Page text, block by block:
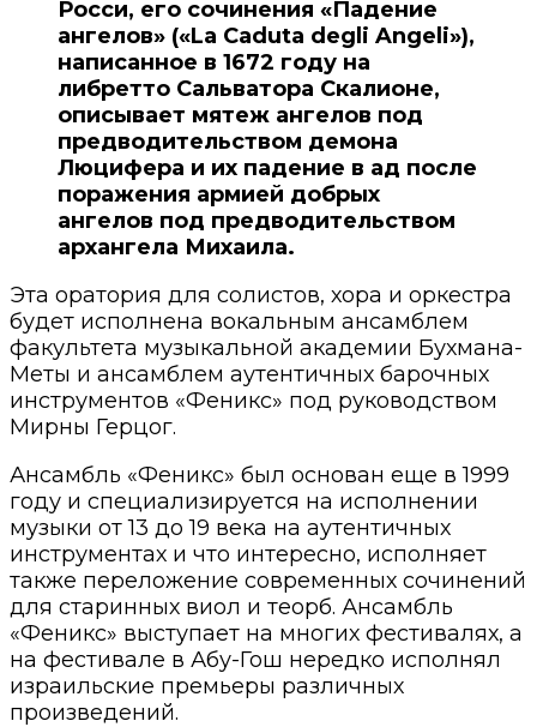
Росси, его сочинения «Падение
ангелов» («La Caduta degli Angeli»),
написанное в 1672 году на
либретто Сальватора Скалионе,
описывает мятеж ангелов под
предводительством демона
Люцифера и их падение в ад после
поражения армией добрых
ангелов под предводительством
архангела Михаила.
Эта оратория для солистов, хора и оркестра
будет исполнена вокальным ансамблем
факультета музыкальной академии Бухмана-
Меты и ансамблем аутентичных барочных
инструментов «Феникс» под руководством
Мирны Герцог.
Ансамбль «Феникс» был основан еще в 1999
году и специализируется на исполнении
музыки от 13 до 19 века на аутентичных
инструментах и что интересно, исполняет
также переложение современных сочинений
для старинных виол и теорб. Ансамбль
«Феникс» выступает на многих фестивалях, а
на фестивале в Абу-Гош нередко исполнял
израильские премьеры различных
произведений.